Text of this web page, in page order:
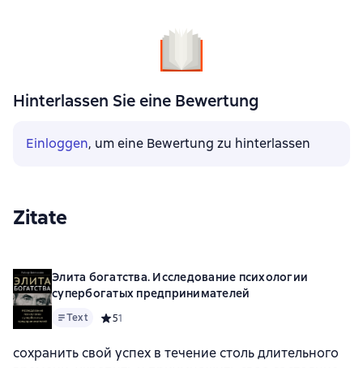
Hinterlassen Sie eine Bewertung
Einloggen, um eine Bewertung zu hinterlassen
Zitate
Элита богатства. Исследование психологии
супербогатых предпринимателей
Text Средний рейтинг 5 на основе 1 оценок
51
сохранить свой успех в течение столь длительного